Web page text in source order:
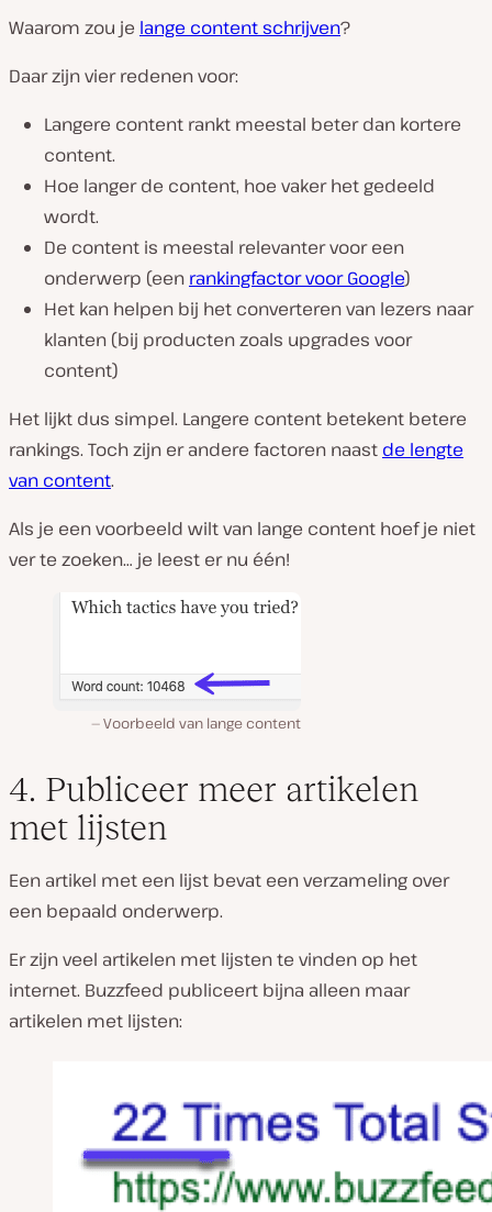
Waarom zou je lange content schrijven?
Daar zijn vier redenen voor:
Langere content rankt meestal beter dan kortere
content.
Hoe langer de content, hoe vaker het gedeeld
wordt.
De content is meestal relevanter voor een
onderwerp (een rankingfactor voor Google)
Het kan helpen bij het converteren van lezers naar
klanten (bij producten zoals upgrades voor
content)
Het lijkt dus simpel. Langere content betekent betere
rankings. Toch zijn er andere factoren naast de lengte
van content.
Als je een voorbeeld wilt van lange content hoef je niet
ver te zoeken… je leest er nu één!
Voorbeeld van lange content
4. Publiceer meer artikelen
met lijsten
Een artikel met een lijst bevat een verzameling over
een bepaald onderwerp.
Er zijn veel artikelen met lijsten te vinden op het
internet. Buzzfeed publiceert bijna alleen maar
artikelen met lijsten: